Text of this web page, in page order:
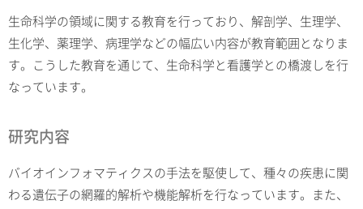
生命科学の領域に関する教育を行っており、解剖学、生理学、
生化学、薬理学、病理学などの幅広い内容が教育範囲となりま
す。こうした教育を通じて、生命科学と看護学との橋渡しを行
なっています。
研究内容
バイオインフォマティクスの手法を駆使して、種々の疾患に関
わる遺伝子の網羅的解析や機能解析を行なっています。また、